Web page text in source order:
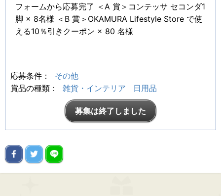
フォームから応募完了 ＜A 賞＞コンテッサ セコンダ1
脚 × 8名様 ＜B 賞＞OKAMURA Lifestyle Store で使
える10％引きクーポン × 80 名様
応募条件：
その他
賞品の種類：
雑貨・インテリア 日用品
募集は終了しました